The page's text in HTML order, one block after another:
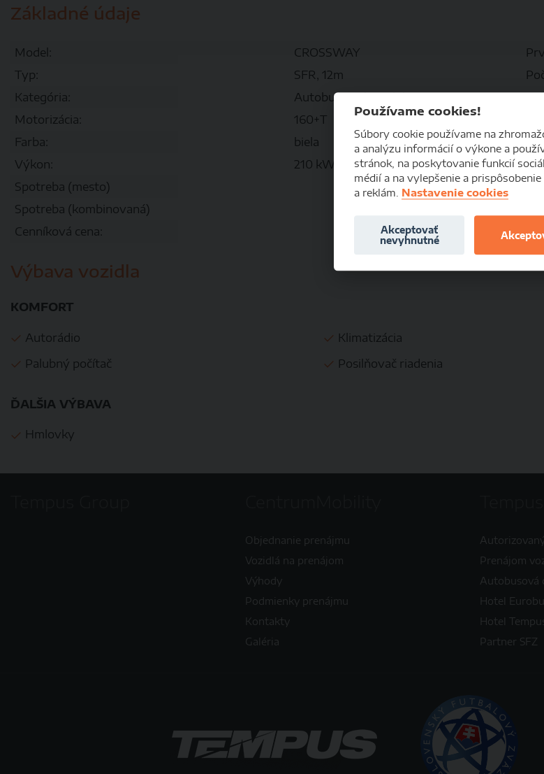
Základné údaje
Model: CROSSWAY
Typ:
SFR, 12m
Kategória:
Autobusy prímetské
Motorizácia:
160+T
Farba:
biela
Výkon:
210 kW
Spotreba (mesto)
Spotreba (kombinovaná)
Cenníková cena:
Výbava vozidla
KOMFORT
Autorádio Klimatizácia
Palubný počítač
Posilňovač riadenia
ĎALŠIA VÝBAVA
Hmlovky
Objednanie prenájmu
Vozidlá na prenájom
Výhody
Podmienky prenájmu
Kontakty
Galéria
Prenájom
Autobusová
Hotel
Hotel
Partner SFZ
Používame cookies!
Súbory cookie používame na
a analýzu informácií o výkone a
stránok, na poskytovanie funkcií
médií a na vylepšenie a prispôsobenie
a reklám. Nastavenie cookies
Akceptovať
nevyhnutné